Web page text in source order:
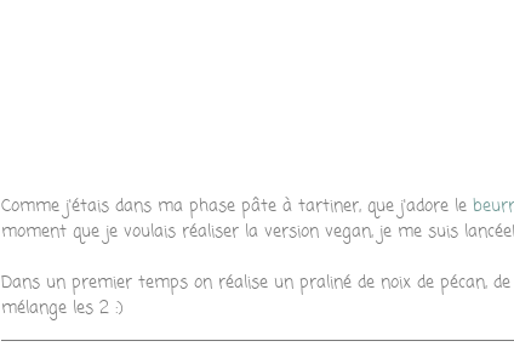
Comme j'étais dans ma phase pâte à tartiner, que j'adore le
moment que je voulais réaliser la version vegan, je me suis lancée!
Dans un premier temps on réalise un praliné de noix de pécan,
mélange les 2 :)